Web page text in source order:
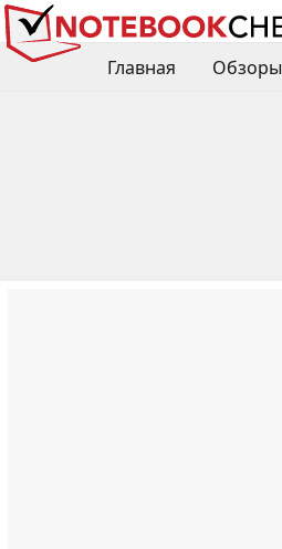
Главная Обзоры